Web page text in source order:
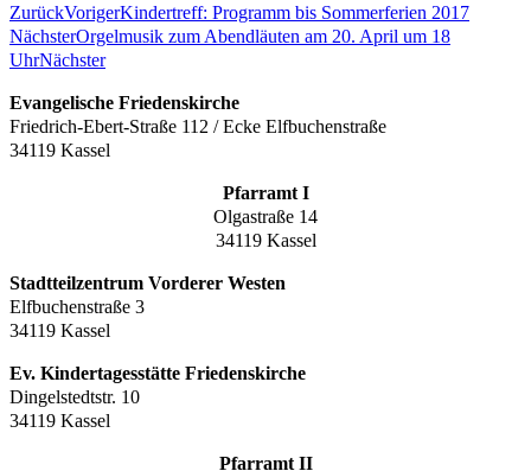
ZurückVorigerKindertreff: Programm bis Sommerferien 2017
NächsterOrgelmusik zum Abendläuten am 20. April um 18
UhrNächster
Evangelische Friedenskirche
Friedrich-Ebert-Straße 112 / Ecke Elfbuchenstraße
34119 Kassel
Pfarramt I
Olgastraße 14
34119 Kassel
Stadtteilzentrum Vorderer Westen
Elfbuchenstraße 3
34119 Kassel
Ev. Kindertagesstätte Friedenskirche
Dingelstedtstr. 10
34119 Kassel
Pfarramt II